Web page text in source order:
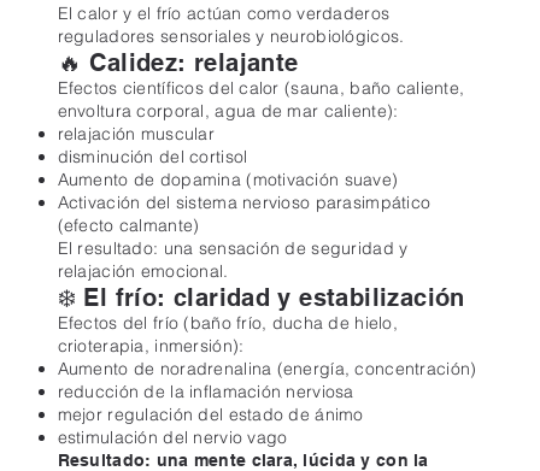
El calor y el frío actúan como verdaderos
reguladores sensoriales y neurobiológicos.
🔥 Calidez: relajante
Efectos científicos del calor (sauna, baño caliente,
envoltura corporal, agua de mar caliente):
relajación muscular
disminución del cortisol
Aumento de dopamina (motivación suave)
Activación del sistema nervioso parasimpático
(efecto calmante)
El resultado: una sensación de seguridad y
relajación emocional.
❄️ El frío: claridad y estabilización
Efectos del frío (baño frío, ducha de hielo,
crioterapia, inmersión):
Aumento de noradrenalina (energía, concentración)
reducción de la inflamación nerviosa
mejor regulación del estado de ánimo
estimulación del nervio vago
Resultado: una mente clara, lúcida y con la